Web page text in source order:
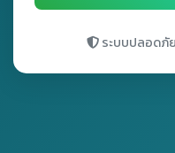
ระบบปลอดภัย